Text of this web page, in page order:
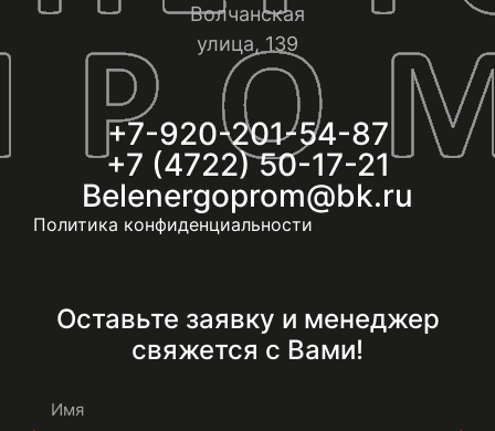
Волчанская
улица, 139
+7-920-201-54-87
+7 (4722) 50-17-21
Belenergoprom@bk.ru
Политика конфиденциальности
Оставьте заявку и менеджер
свяжется с Вами!